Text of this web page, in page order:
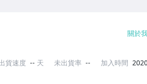
關於
貨速度 -- 天 未出貨率 -- 加入時間